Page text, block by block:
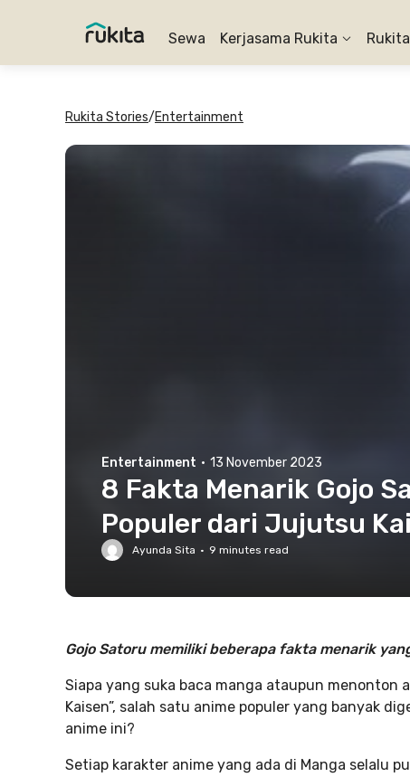
Sewa Kerjasama Rukita
Rukita Stories/Entertainment
Entertainment · 13 November 2023
8 Fakta Menarik Gojo
Populer dari Jujutsu
Ayunda Sita · 9 minutes read
Gojo Satoru memiliki beberapa fakta menarik
Siapa yang suka baca manga ataupun menonton
Kaisen”, salah satu anime populer yang banyak
anime ini?
Setiap karakter anime yang ada di Manga selalu